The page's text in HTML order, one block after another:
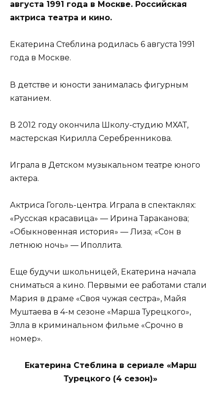
августа 1991 года в Москве. Российская
актриса театра и кино.
Екатерина Стеблина родилась 6 августа 1991
года в Москве.
В детстве и юности занималась фигурным
катанием.
В 2012 году окончила Школу-студию МХАТ,
мастерская Кирилла Серебренникова.
Играла в Детском музыкальном театре юного
актера.
Актриса Гоголь-центра. Играла в спектаклях:
«Русская красавица» — Ирина Тараканова;
«Обыкновенная история» — Лиза; «Сон в
летнюю ночь» — Иполлита.
Еще будучи школьницей, Екатерина начала
сниматься а кино. Первыми ее работами стали
Мария в драме «Своя чужая сестра», Майя
Муштаева в 4-м сезоне «Марша Турецкого»,
Элла в криминальном фильме «Срочно в
номер».
Екатерина Стеблина в сериале «Марш
Турецкого (4 сезон)»